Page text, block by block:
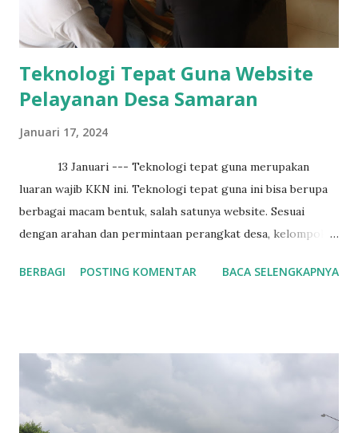
Teknologi Tepat Guna Website
Pelayanan Desa Samaran
Januari 17, 2024
13 Januari --- Teknologi tepat guna merupakan
luaran wajib KKN ini. Teknologi tepat guna ini bisa berupa
berbagai macam bentuk, salah satunya website. Sesuai
dengan arahan dan permintaan perangkat desa, kelompok
website ini nantinya dapat digunakan oleh masyarakat Desa
samaran :
BERBAGI POSTING KOMENTAR BACA SELENGKAPNYA